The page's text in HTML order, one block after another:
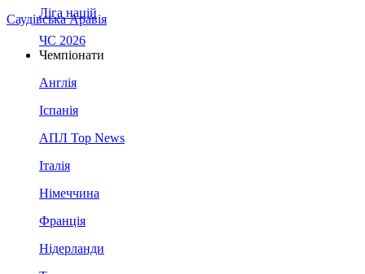
Саудівська Аравія
Ліга націй
ЧС 2026
Чемпіонати
Англія
Іспанія
АПЛ Top News
Італія
Німеччина
Франція
Нідерланди